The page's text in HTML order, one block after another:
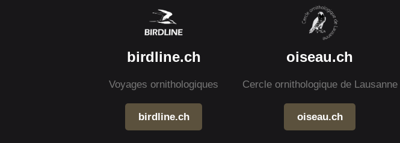
birdline.ch
Voyages ornithologiques
birdline.ch
oiseau.ch
Cercle ornithologique de Lausanne
oiseau.ch